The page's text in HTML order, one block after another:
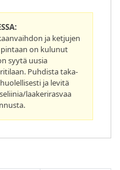
ja ketjujen
pintaan on kulunut
syytä uusia
Puhdista taka-
ja levitä
laakerirasvaa